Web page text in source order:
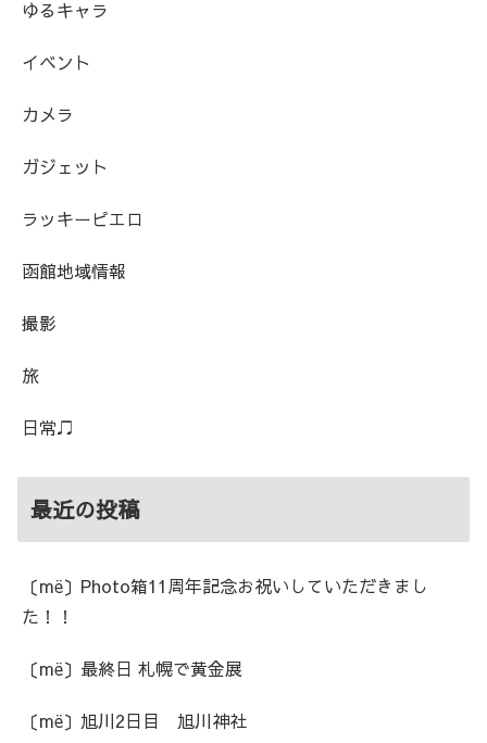
ゆるキャラ
イベント
カメラ
ガジェット
ラッキーピエロ
函館地域情報
撮影
旅
日常♫
最近の投稿
〔më〕Photo箱11周年記念お祝いしていただきまし
た！！
〔më〕最終日 札幌で黄金展
〔më〕旭川2日目 旭川神社